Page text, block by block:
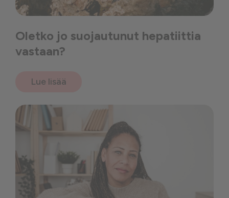
Oletko jo suojautunut hepatiittia
vastaan?
Lue lisää